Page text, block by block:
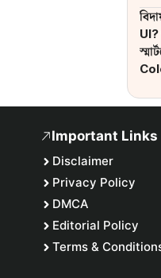
Important Links
Disclaimer
Privacy Policy
DMCA
Editorial Policy
Terms &